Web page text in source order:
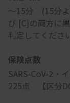
～15分 (15分よ
び [C]の両方に
判定してくださ
保険点数
SARS-CoV-2・
225点 【区分